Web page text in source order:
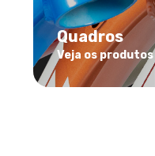
Quadros
Veja os produtos